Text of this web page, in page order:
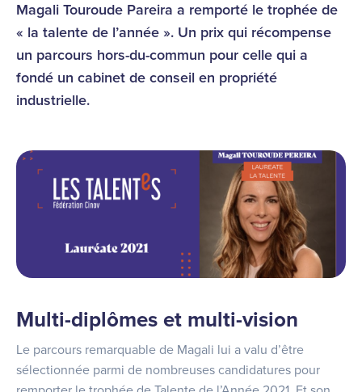
Magali Touroude Pareira a remporté le trophée de
« la talente de l’année ». Un prix qui récompense
un parcours hors-du-commun pour celle qui a
fondé un cabinet de conseil en propriété
industrielle.
Multi-diplômes et multi-vision
Le parcours remarquable de Magali lui a valu d’être
sélectionnée parmi de nombreuses candidatures pour